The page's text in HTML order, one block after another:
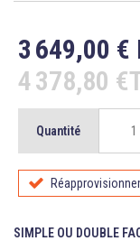
3 649,00 €
4 378,80
Quantité
SIMPLE OU DOUBLE